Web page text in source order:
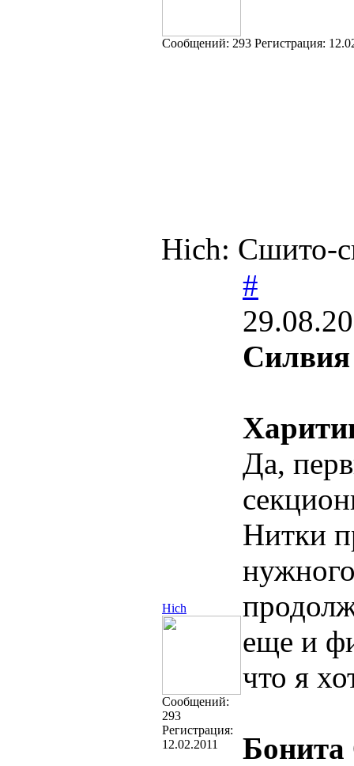
Cообщений: 293 Регистрация:
Hich: Сшито-
Hich
Cообщений:
293
Регистрация:
12.02.2011
#
Силвия
Да,
Нитки
еще и
что я
Бонита